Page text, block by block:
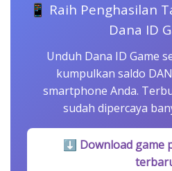
📱 Raih Penghasilan
Dana ID
Unduh Dana ID Game
kumpulkan saldo
smartphone Anda.
sudah dipercaya
⬇ Download game